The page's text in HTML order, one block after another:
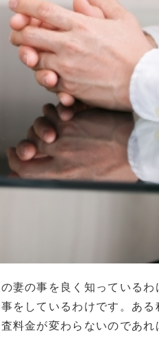
妻の事を良く知っているわ
をしているわけです。ある
料金が変わらないのであれ